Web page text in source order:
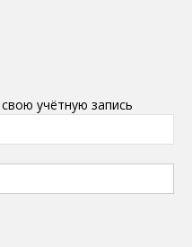
учётную запись